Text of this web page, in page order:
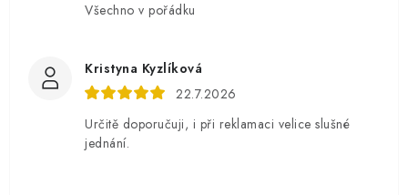
Všechno v pořádku
Kristyna Kyzlíková
22.7.2026
Určitě doporučuji, i při reklamaci velice slušné
jednání.